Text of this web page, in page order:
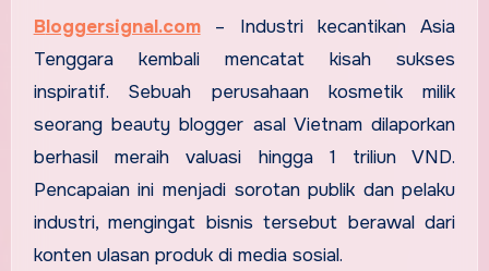
Bloggersignal.com– Industri kecantikan Asia
Tenggara kembali mencatat kisah sukses
inspiratif. Sebuah perusahaan kosmetik milik
seorang beauty blogger asal Vietnam dilaporkan
berhasil meraih valuasi hingga 1 triliun VND.
Pencapaian ini menjadi sorotan publik dan pelaku
industri, mengingat bisnis tersebut berawal dari
konten ulasan produk di media sosial.